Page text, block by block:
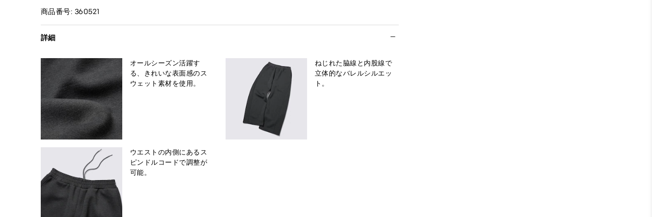
商品番号: 360521
詳細
オールシーズン活躍す
る、きれいな表面感のス
ウェット素材を使用。
ねじれた脇線と内股線で
立体的なバレルシルエッ
ト。
ウエストの内側にあるス
ピンドルコードで調整が
可能。